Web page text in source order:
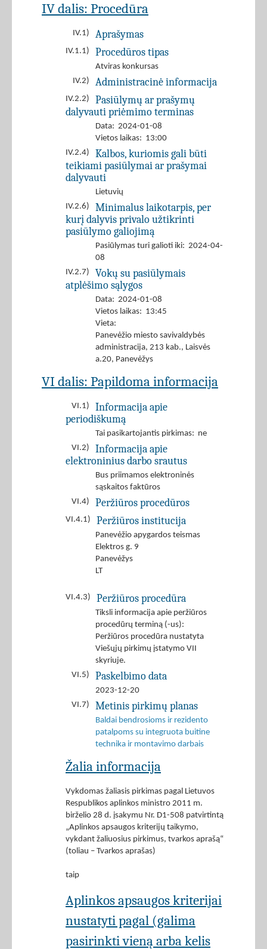
IV dalis: Procedūra
IV.1) Aprašymas
IV.1.1) Procedūros tipas
Atviras konkursas
IV.2)
Administracinė informacija
IV.2.2)
Pasiūlymų ar prašymų
dalyvauti priėmimo terminas
Data: 2024-01-08
Vietos laikas: 13:00
IV.2.4)
Kalbos, kuriomis gali būti
teikiami pasiūlymai ar prašymai
dalyvauti
Lietuvių
IV.2.6)
Minimalus laikotarpis, per
kurį dalyvis privalo užtikrinti
pasiūlymo galiojimą
Pasiūlymas turi galioti iki: 2024-04-
08
IV.2.7)
Vokų su pasiūlymais
atplėšimo sąlygos
Data: 2024-01-08
Vietos laikas: 13:45
Vieta:
Panevėžio miesto savivaldybės
administracija, 213 kab., Laisvės
a.20, Panevėžys
VI dalis: Papildoma informacija
VI.1)
Informacija apie
periodiškumą
Tai pasikartojantis pirkimas: ne
VI.2)
Informacija apie
elektroninius darbo srautus
Bus priimamos elektroninės
sąskaitos faktūros
VI.4)
Peržiūros procedūros
VI.4.1) Peržiūros institucija
Panevėžio apygardos teismas
Elektros g. 9
Panevėžys
LT
VI.4.3) Peržiūros procedūra
Tiksli informacija apie peržiūros
procedūrų terminą (-us):
Peržiūros procedūra nustatyta
Viešųjų pirkimų įstatymo VII
skyriuje.
VI.5)
Paskelbimo data
2023-12-20
VI.7)
Metinis pirkimų planas
Baldai bendrosioms ir rezidento
patalpoms su integruota buitine
technika ir montavimo darbais
Žalia informacija
Vykdomas žaliasis pirkimas pagal Lietuvos
Respublikos aplinkos ministro 2011 m.
birželio 28 d. įsakymu Nr. D1-508 patvirtintą
„Aplinkos apsaugos kriterijų taikymo,
vykdant žaliuosius pirkimus, tvarkos aprašą“
(toliau – Tvarkos aprašas)
taip
Aplinkos apsaugos kriterijai
nustatyti pagal (galima
pasirinkti vieną arba kelis